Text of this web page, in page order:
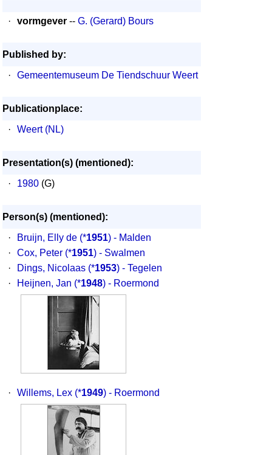
· vormgever -- G. (Gerard) Bours
Published by:
·
Gemeentemuseum De Tiendschuur Weert
Publicationplace:
·
Weert (NL)
Presentation(s) (mentioned):
·
1980 (G)
Person(s) (mentioned):
·
Bruijn, Elly de (*1951) - Malden
·
Cox, Peter (*1951) - Swalmen
·
Dings, Nicolaas (*1953) - Tegelen
·
Heijnen, Jan (*1948) - Roermond
· Willems, Lex (*1949) - Roermond